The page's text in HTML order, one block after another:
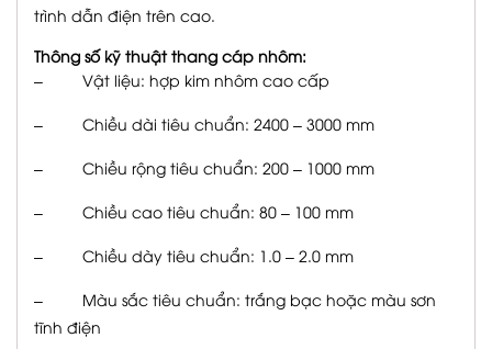
trình dẫn điện trên cao.
Thông số kỹ thuật thang cáp nhôm:
– Vật liệu: hợp kim nhôm cao cấp
– Chiều dài tiêu chuẩn: 2400 – 3000 mm
– Chiều rộng tiêu chuẩn: 200 – 1000 mm
– Chiều cao tiêu chuẩn: 80 – 100 mm
– Chiều dày tiêu chuẩn: 1.0 – 2.0 mm
– Màu sắc tiêu chuẩn: trắng bạc hoặc màu sơn
tĩnh điện